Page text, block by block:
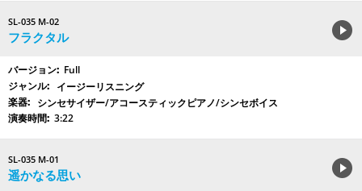
SL-035 M-02
フラクタル
Full
イージーリスニング
シンセサイザー/アコースティックピアノ/シンセボイス
3:22
SL-035 M-01
遥かなる思い